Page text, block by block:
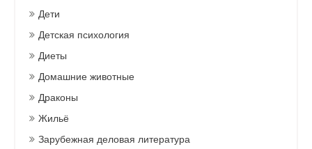
Дети
Детская психология
Диеты
Домашние животные
Драконы
Жильё
Зарубежная деловая литература